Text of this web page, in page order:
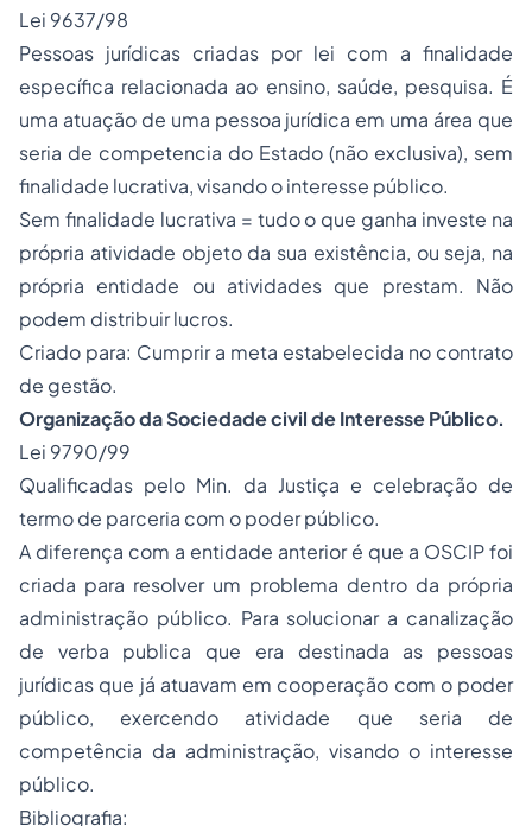
Lei 9637/98
Pessoas jurídicas criadas por lei com a finalidade
específica relacionada ao ensino, saúde, pesquisa. É
uma atuação de uma pessoa jurídica em uma área que
seria de competencia do Estado (não exclusiva), sem
finalidade lucrativa, visando o interesse público.
Sem finalidade lucrativa = tudo o que ganha investe na
própria atividade objeto da sua existência, ou seja, na
própria entidade ou atividades que prestam. Não
podem distribuir lucros.
Criado para: Cumprir a meta estabelecida no contrato
de gestão.
Organização da Sociedade civil de Interesse Público.
Lei 9790/99
Qualificadas pelo Min. da Justiça e celebração de
termo de parceria com o poder público.
A diferença com a entidade anterior é que a OSCIP foi
criada para resolver um problema dentro da própria
administração público. Para solucionar a canalização
de verba publica que era destinada as pessoas
jurídicas que já atuavam em cooperação com o poder
público, exercendo atividade que seria de
competência da administração, visando o interesse
público.
Bibliografia: